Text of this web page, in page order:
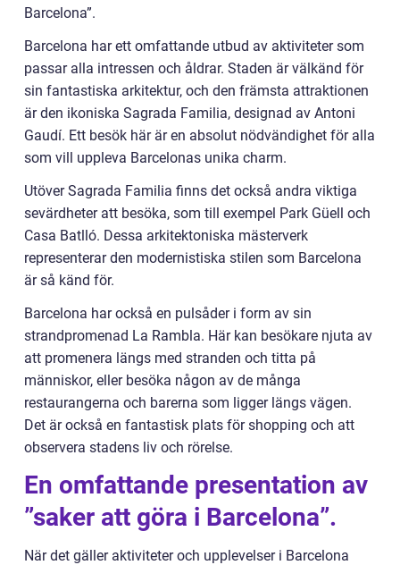
Barcelona”.
Barcelona har ett omfattande utbud av aktiviteter som
passar alla intressen och åldrar. Staden är välkänd för
sin fantastiska arkitektur, och den främsta attraktionen
är den ikoniska Sagrada Familia, designad av Antoni
Gaudí. Ett besök här är en absolut nödvändighet för alla
som vill uppleva Barcelonas unika charm.
Utöver Sagrada Familia finns det också andra viktiga
sevärdheter att besöka, som till exempel Park Güell och
Casa Batlló. Dessa arkitektoniska mästerverk
representerar den modernistiska stilen som Barcelona
är så känd för.
Barcelona har också en pulsåder i form av sin
strandpromenad La Rambla. Här kan besökare njuta av
att promenera längs med stranden och titta på
människor, eller besöka någon av de många
restaurangerna och barerna som ligger längs vägen.
Det är också en fantastisk plats för shopping och att
observera stadens liv och rörelse.
En omfattande presentation av
”saker att göra i Barcelona”.
När det gäller aktiviteter och upplevelser i Barcelona